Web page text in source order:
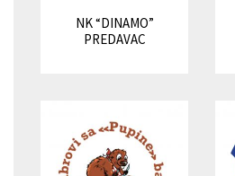
NK “DINAMO”
PREDAVAC